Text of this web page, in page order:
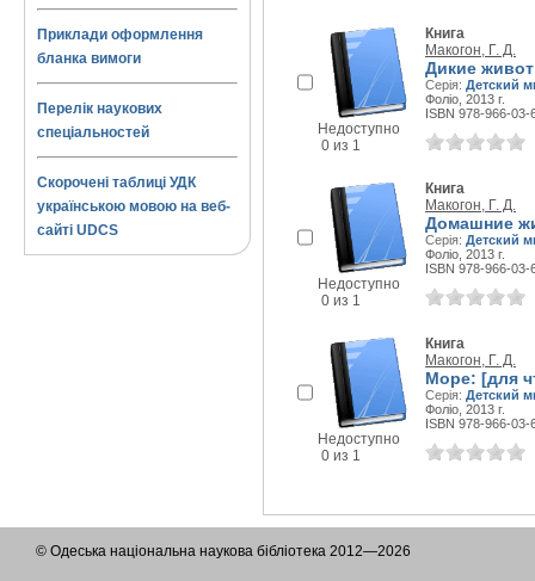
Приклади оформлення
бланка вимоги
Перелік наукових
спеціальностей
Скорочені таблиці УДК
українською мовою на веб-
сайті UDCS
Недоступно
0 из 1
Книга
Макогон, Г. Д.
Дикие
Серія: Детский
Фоліо, 2013 г.
ISBN 978-966-03-
Недоступно
0 из 1
Книга
Макогон, Г. Д.
Домашние
Серія: Детский
Фоліо, 2013 г.
ISBN 978-966-03-
Недоступно
0 из 1
Книга
Макогон, Г. Д.
Море: [для
Серія: Детский
Фоліо, 2013 г.
ISBN 978-966-03-
© Одеська національна наукова бібліотека 2012—2026